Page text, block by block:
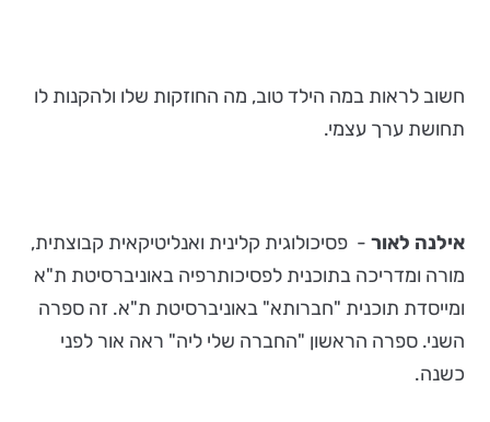
חשוב לראות במה הילד טוב, מה החוזקות שלו ולהקנות לו
תחושת ערך עצמי.
אילנה לאור - פסיכולוגית קלינית ואנליטיקאית קבוצתית,
מורה ומדריכה בתוכנית לפסיכותרפיה באוניברסיטת ת"א
ומייסדת תוכנית "חברותא" באוניברסיטת ת"א. זה ספרה
השני. ספרה הראשון "החברה שלי ליה" ראה אור לפני
כשנה.